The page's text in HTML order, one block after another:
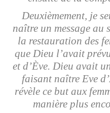
Deuxièmement, je
naître un message au
la restauration des
que Dieu l’avait
et d’Ève. Dieu avait
faisant naître Eve
révèle ce but aux
manière plus